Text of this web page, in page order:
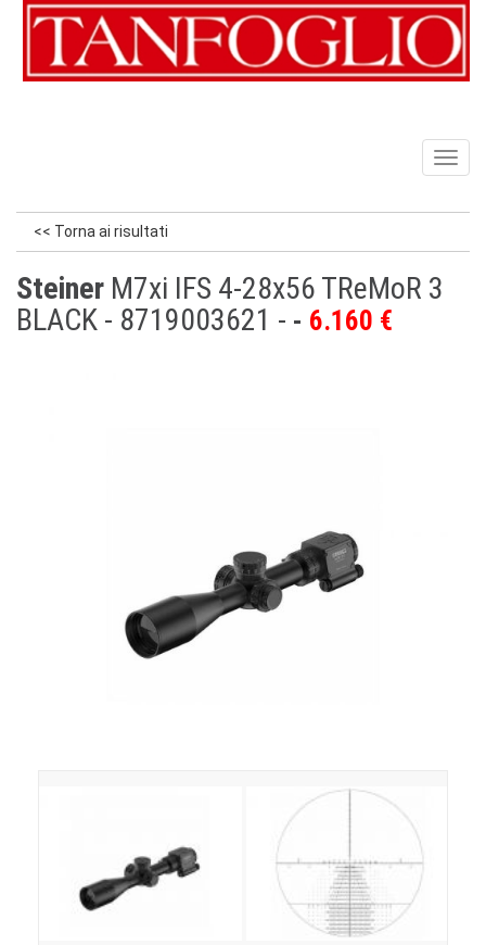
<< Torna ai risultati
Steiner M7xi IFS 4-28x56 TReMoR 3
BLACK - 8719003621 -
6.160 €